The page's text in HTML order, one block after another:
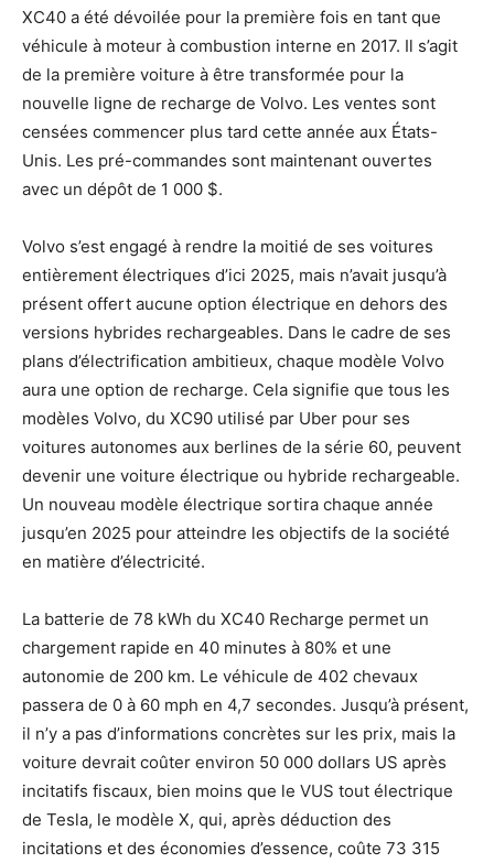
XC40 a été dévoilée pour la première fois en tant que
véhicule à moteur à combustion interne en 2017. Il s’agit
de la première voiture à être transformée pour la
nouvelle ligne de recharge de Volvo. Les ventes sont
censées commencer plus tard cette année aux États-
Unis. Les pré-commandes sont maintenant ouvertes
avec un dépôt de 1 000 $.
Volvo s’est engagé à rendre la moitié de ses voitures
entièrement électriques d’ici 2025, mais n’avait jusqu’à
présent offert aucune option électrique en dehors des
versions hybrides rechargeables. Dans le cadre de ses
plans d’électrification ambitieux, chaque modèle Volvo
aura une option de recharge. Cela signifie que tous les
modèles Volvo, du XC90 utilisé par Uber pour ses
voitures autonomes aux berlines de la série 60, peuvent
devenir une voiture électrique ou hybride rechargeable.
Un nouveau modèle électrique sortira chaque année
jusqu’en 2025 pour atteindre les objectifs de la société
en matière d’électricité.
La batterie de 78 kWh du XC40 Recharge permet un
chargement rapide en 40 minutes à 80% et une
autonomie de 200 km. Le véhicule de 402 chevaux
passera de 0 à 60 mph en 4,7 secondes. Jusqu’à présent,
il n’y a pas d’informations concrètes sur les prix, mais la
voiture devrait coûter environ 50 000 dollars US après
incitatifs fiscaux, bien moins que le VUS tout électrique
de Tesla, le modèle X, qui, après déduction des
incitations et des économies d’essence, coûte 73 315